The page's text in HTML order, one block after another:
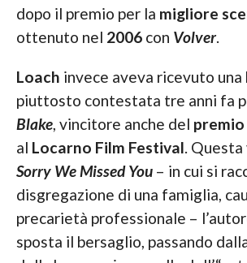
dopo il premio per la migliore
ottenuto nel 2006con Volver.
Loach invece aveva ricevuto una
piuttosto contestata tre anni fa
Blake, vincitore anche del
al Locarno Film Festival .
Sorry We Missed You– in cui si
disgregazione di una famiglia,
precarietà professionale –
sposta il bersaglio, passando